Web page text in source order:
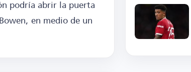
podría abrir la puerta
en medio de un